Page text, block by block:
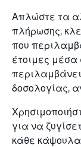
Απλώστε τα
πλήρωσης,
που
έτοιμες μέσα
δοσολογίας,
για να
κάθε